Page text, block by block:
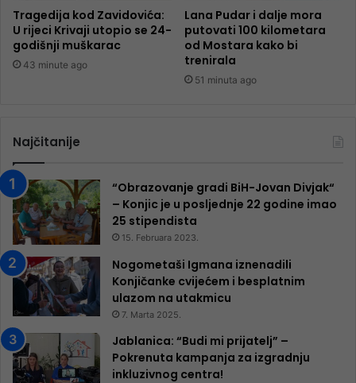
Tragedija kod Zavidovića:
U rijeci Krivaji utopio se 24-
godišnji muškarac
43 minute ago
Lana Pudar i dalje mora
putovati 100 kilometara
od Mostara kako bi
trenirala
51 minuta ago
Najčitanije
“Obrazovanje gradi BiH-Jovan Divjak“
– Konjic je u posljednje 22 godine imao
25 ​​stipendista
15. Februara 2023.
Nogometaši Igmana iznenadili
Konjičanke cvijećem i besplatnim
ulazom na utakmicu
7. Marta 2025.
Jablanica: “Budi mi prijatelj” –
Pokrenuta kampanja za izgradnju
inkluzivnog centra!